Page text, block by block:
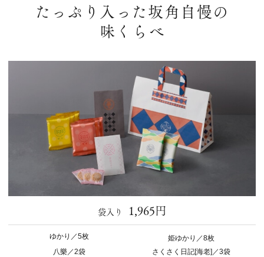
たっぷり入った坂角自慢の
味くらべ
袋入り 1,965円
ゆかり／5枚
姫ゆかり／8枚
八樂／2袋
さくさく日記[海老]／3袋